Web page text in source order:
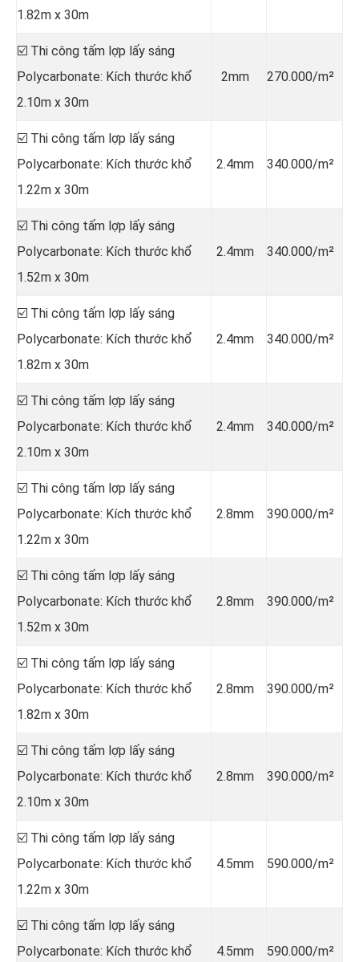
1.82m x 30m
☑️ Thi công tấm lợp lấy sáng
Polycarbonate: Kích thước khổ
2.10m x 30m
2mm 270.000/m²
☑️ Thi công tấm lợp lấy sáng
Polycarbonate: Kích thước khổ
1.22m x 30m
2.4mm 340.000/m²
☑️ Thi công tấm lợp lấy sáng
Polycarbonate: Kích thước khổ
1.52m x 30m
2.4mm 340.000/m²
☑️ Thi công tấm lợp lấy sáng
Polycarbonate: Kích thước khổ
1.82m x 30m
2.4mm 340.000/m²
☑️ Thi công tấm lợp lấy sáng
Polycarbonate: Kích thước khổ
2.10m x 30m
2.4mm 340.000/m²
☑️ Thi công tấm lợp lấy sáng
Polycarbonate: Kích thước khổ
1.22m x 30m
2.8mm 390.000/m²
☑️ Thi công tấm lợp lấy sáng
Polycarbonate: Kích thước khổ
1.52m x 30m
2.8mm 390.000/m²
☑️ Thi công tấm lợp lấy sáng
Polycarbonate: Kích thước khổ
1.82m x 30m
2.8mm 390.000/m²
☑️ Thi công tấm lợp lấy sáng
Polycarbonate: Kích thước khổ
2.10m x 30m
2.8mm 390.000/m²
☑️ Thi công tấm lợp lấy sáng
Polycarbonate: Kích thước khổ
1.22m x 30m
4.5mm 590.000/m²
☑️ Thi công tấm lợp lấy sáng
Polycarbonate: Kích thước khổ
4.5mm 590.000/m²